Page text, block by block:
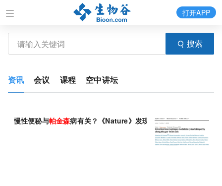
搜索
打开APP
资讯 会议 课程 空中讲坛
慢性便秘与帕金森病有关？《Nature》发现肠道或是疾病起源地